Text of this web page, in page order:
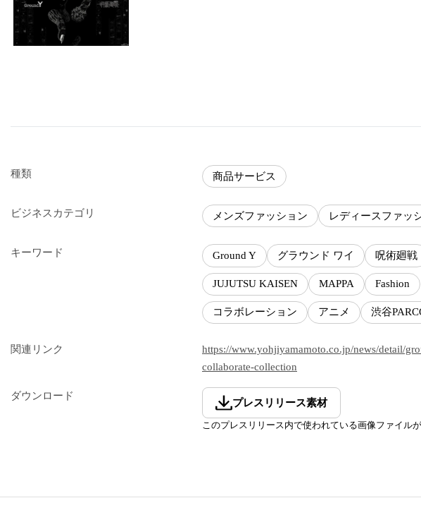
種類 商品サービス
ビジネスカテゴリ メンズファッション レディースファッ
キーワード Ground Y グラウンド ワイ 呪術廻戦
JUJUTSU KAISEN MAPPA Fashion
コラボレーション アニメ 渋谷
関連リンク
https://www.yohjiyamamoto.co.jp/news/detail/
collaborate-collection
ダウンロード
プレスリリース素材
このプレスリリース内で使われている画像ファイル